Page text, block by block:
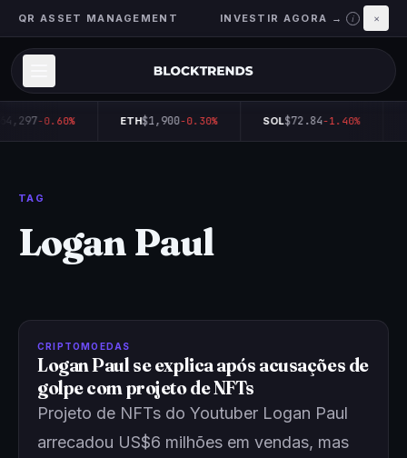
QR ASSET MANAGEMENT INVESTIR AGORA → i ×
-0.60% ETH$1,900-0.30% SOL$72.84-1.40%
TAG
Logan Paul
CRIPTOMOEDAS
Logan Paul se explica após acusações de
golpe com projeto de NFTs
Projeto de NFTs do Youtuber Logan Paul
arrecadou US$6 milhões em vendas, mas